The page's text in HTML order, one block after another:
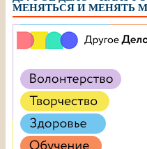
МЕНЯТЬСЯ И МЕНЯТЬ